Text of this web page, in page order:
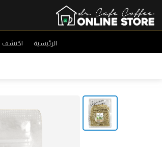
الرئيسية اكتشف